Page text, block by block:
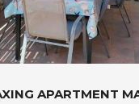
APARTMENT